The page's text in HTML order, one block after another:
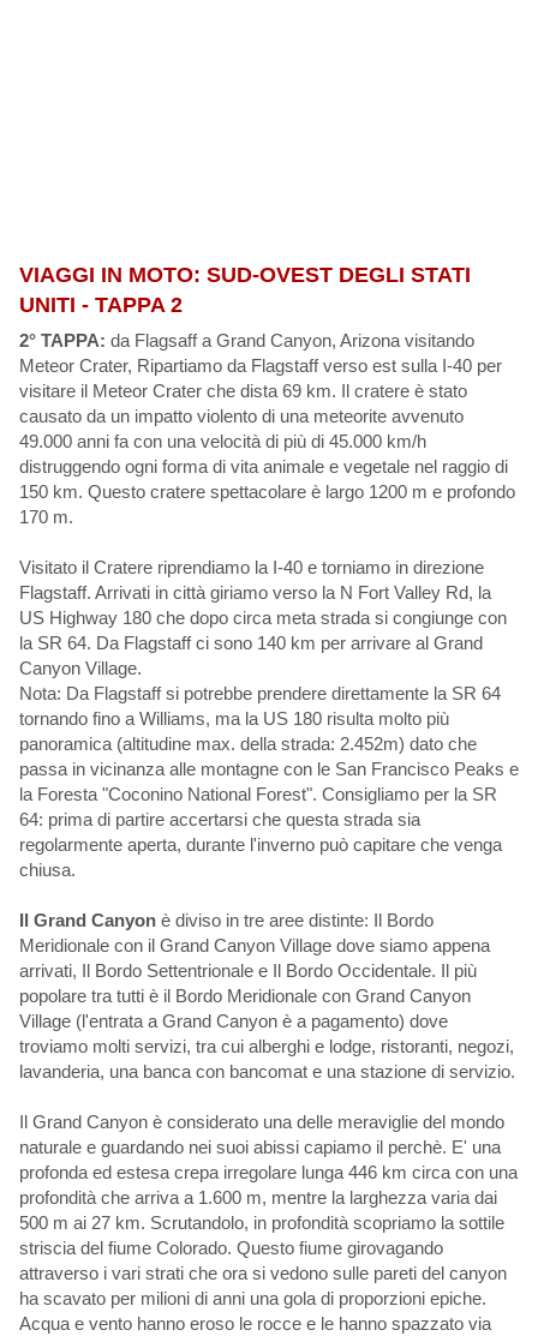
VIAGGI IN MOTO: SUD-OVEST DEGLI STATI
UNITI - TAPPA 2
2° TAPPA: da Flagsaff a Grand Canyon, Arizona visitando
Meteor Crater, Ripartiamo da Flagstaff verso est sulla I-40 per
visitare il Meteor Crater che dista 69 km. Il cratere è stato
causato da un impatto violento di una meteorite avvenuto
49.000 anni fa con una velocità di più di 45.000 km/h
distruggendo ogni forma di vita animale e vegetale nel raggio di
150 km. Questo cratere spettacolare è largo 1200 m e profondo
170 m.
Visitato il Cratere riprendiamo la I-40 e torniamo in direzione
Flagstaff. Arrivati in città giriamo verso la N Fort Valley Rd, la
US Highway 180 che dopo circa meta strada si congiunge con
la SR 64. Da Flagstaff ci sono 140 km per arrivare al Grand
Canyon Village.
Nota: Da Flagstaff si potrebbe prendere direttamente la SR 64
tornando fino a Williams, ma la US 180 risulta molto più
panoramica (altitudine max. della strada: 2.452m) dato che
passa in vicinanza alle montagne con le San Francisco Peaks e
la Foresta "Coconino National Forest". Consigliamo per la SR
64: prima di partire accertarsi che questa strada sia
regolarmente aperta, durante l'inverno può capitare che venga
chiusa.
Il Grand Canyonè diviso in tre aree distinte: Il Bordo
Meridionale con il Grand Canyon Village dove siamo appena
arrivati, Il Bordo Settentrionale e Il Bordo Occidentale. Il più
popolare tra tutti è il Bordo Meridionale con Grand Canyon
Village (l'entrata a Grand Canyon è a pagamento) dove
troviamo molti servizi, tra cui alberghi e lodge, ristoranti, negozi,
lavanderia, una banca con bancomat e una stazione di servizio.
Il Grand Canyon è considerato una delle meraviglie del mondo
naturale e guardando nei suoi abissi capiamo il perchè. E' una
profonda ed estesa crepa irregolare lunga 446 km circa con una
profondità che arriva a 1.600 m, mentre la larghezza varia dai
500 m ai 27 km. Scrutandolo, in profondità scopriamo la sottile
striscia del fiume Colorado. Questo fiume girovagando
attraverso i vari strati che ora si vedono sulle pareti del canyon
ha scavato per milioni di anni una gola di proporzioni epiche.
Acqua e vento hanno eroso le rocce e le hanno spazzato via